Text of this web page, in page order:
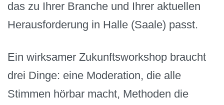
das zu Ihrer Branche und Ihrer aktuellen
Herausforderung in Halle (Saale) passt.
Ein wirksamer Zukunftsworkshop braucht
drei Dinge: eine Moderation, die alle
Stimmen hörbar macht, Methoden die